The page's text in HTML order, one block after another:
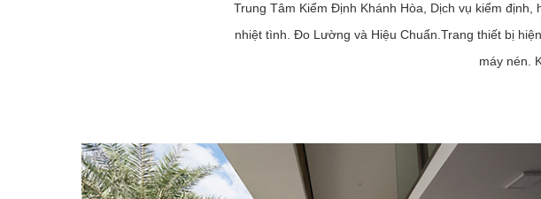
Trung Tâm Kiểm Định Khánh Hòa, Dịch vụ kiểm
nhiệt tình. Đo Lường và Hiệu Chuẩn.Trang thiết bị
máy nén.